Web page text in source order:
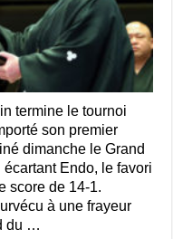
termine le tournoi
son premier
dimanche le Grand
Endo, le favori
score de 14-1.
à une frayeur
du …